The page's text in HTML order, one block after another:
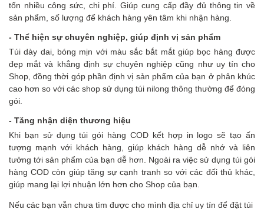
tốn nhiều công sức, chi phí. Giúp cung cấp đầy đủ thông tin về
sản phẩm, số lượng để khách hàng yên tâm khi nhận hàng.
- Thể hiện sự chuyên nghiệp, giúp định vị sản phẩm
Túi dày dai, bóng mịn với màu sắc bắt mắt giúp bọc hàng được
đẹp mắt và khẳng định sự chuyên nghiệp cũng như uy tín cho
Shop, đồng thời góp phần định vị sản phẩm của bạn ở phân khúc
cao hơn so với các shop sử dụng túi nilong thông thường để đóng
gói.
- Tăng nhận diện thương hiệu
Khi bạn sử dụng túi gói hàng COD kết hợp in logo sẽ tạo ấn
tượng mạnh với khách hàng, giúp khách hàng dễ nhớ và liên
tưởng tới sản phẩm của bạn dễ hơn. Ngoài ra việc sử dụng túi gói
hàng COD còn giúp tăng sự cạnh tranh so với các đối thủ khác,
giúp mang lại lợi nhuận lớn hơn cho Shop của bạn.
Nếu các bạn vẫn chưa tìm được cho mình địa chỉ uy tín để đặt túi